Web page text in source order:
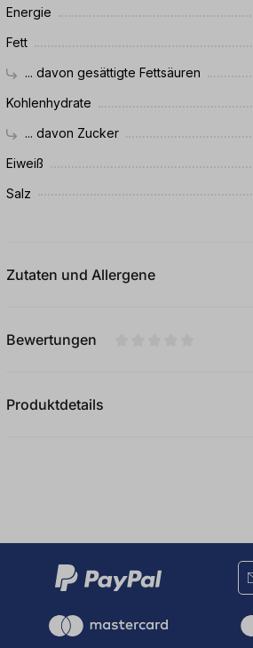
Energie
Fett
... davon gesättigte Fettsäuren
Kohlenhydrate
... davon Zucker
Eiweiß
Salz
Zutaten und Allergene
Bewertungen
Produktdetails